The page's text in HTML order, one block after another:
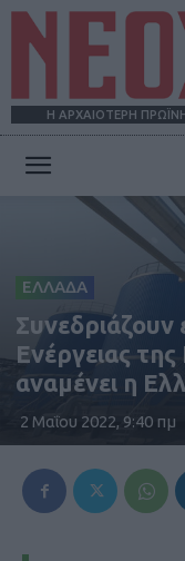
Η ΑΡΧΑΙΟΤΕΡΗ
ΕΛΛΑΔΑ
Συνεδριάζουν
Ενέργειας
αναμένει η
2 Μαΐου 2022, 9:40 πμ